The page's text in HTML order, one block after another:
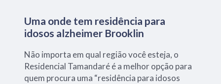
Uma onde tem residência para
idosos alzheimer Brooklin
Não importa em qual região você esteja, o
Residencial Tamandaré é a melhor opção para
quem procura uma “residência para idosos